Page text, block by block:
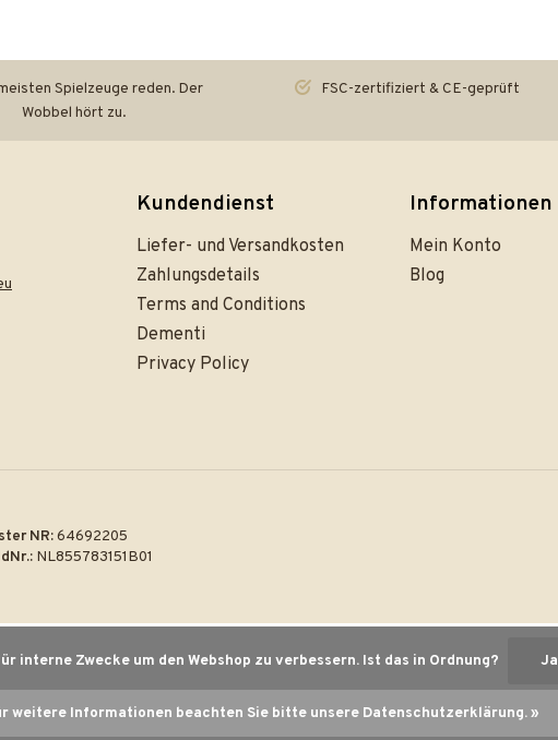
Spielzeuge reden. Der
Wobbel hört zu.
FSC-zertifiziert & CE-geprüft
Kundendienst
Liefer- und Versandkosten
Zahlungsdetails
Terms and Conditions
Dementi
Privacy Policy
Informationen
Mein Konto
Blog
NR:64692205
NL855783151B01
interne Zwecke um den Webshop zu verbessern. Ist das in Ordnung? Ja
weitere Informationen beachten Sie bitte unsere Datenschutzerklärung. »